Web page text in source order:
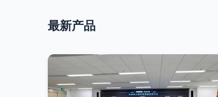
最新产品